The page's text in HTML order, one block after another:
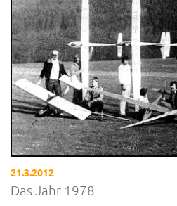
21.3.2012
Das Jahr 1978